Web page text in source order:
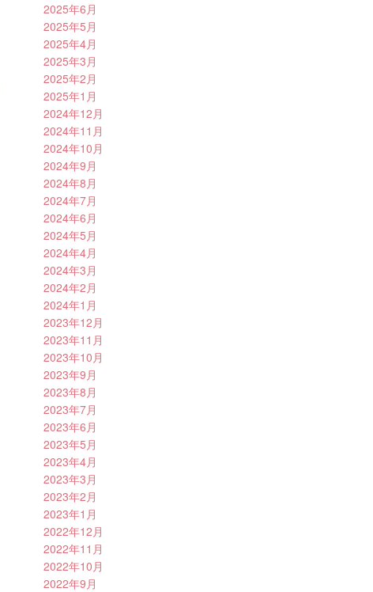
2025年6月
2025年5月
2025年4月
2025年3月
2025年2月
2025年1月
2024年12月
2024年11月
2024年10月
2024年9月
2024年8月
2024年7月
2024年6月
2024年5月
2024年4月
2024年3月
2024年2月
2024年1月
2023年12月
2023年11月
2023年10月
2023年9月
2023年8月
2023年7月
2023年6月
2023年5月
2023年4月
2023年3月
2023年2月
2023年1月
2022年12月
2022年11月
2022年10月
2022年9月